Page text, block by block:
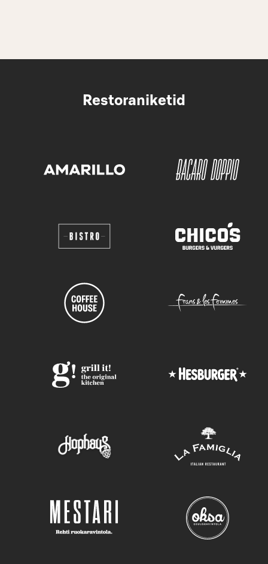
Restoraniketid